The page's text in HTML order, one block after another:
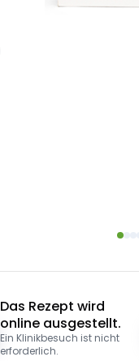
Das Rezept wird
online ausgestellt.
Ein Klinikbesuch ist nicht
erforderlich.